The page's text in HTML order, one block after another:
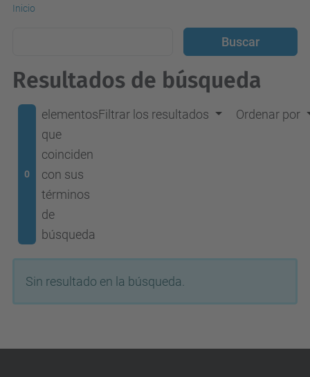
Inicio
Resultados de búsqueda
0
elementos
que
coinciden
con sus
términos
de
búsqueda
Filtrar los resultados Ordenar por
Sin resultado en la búsqueda.